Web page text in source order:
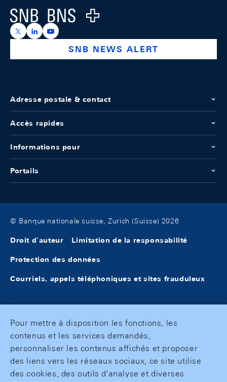
Logo
https://x.com/snb_bns
https://ch.linkedin.com/company/swiss-national-
https://www.youtube.com/@swissnationalbank
SNB NEWS ALERT
Adresse postale & contact
Accès rapides
Informations pour
Portails
© Banque nationale suisse, Zurich (Suisse) 2026
Droit d'auteur Limitation de la responsabilité
Protection des données
Courriels, appels téléphoniques et sites frauduleux
Pour mettre à disposition les fonctions, les
contenus et les services demandés,
personnaliser les contenus affichés et proposer
des liens vers les réseaux sociaux, ce site utilise
des cookies, des outils d'analyse et diverses